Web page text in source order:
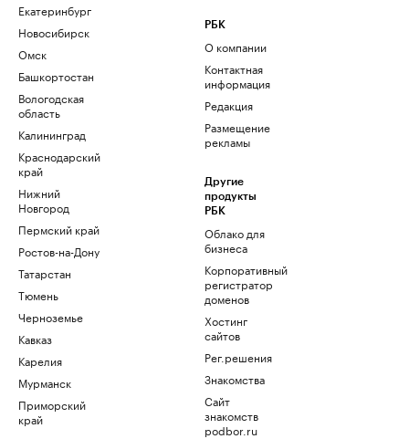
Екатеринбург
Новосибирск
Омск
Башкортостан
Вологодская
область
Калининград
Краснодарский
край
Нижний
Новгород
Пермский край
Ростов-на-Дону
Татарстан
Тюмень
Черноземье
Кавказ
Карелия
Мурманск
Приморский
край
РБК
О компании
Контактная
информация
Редакция
Размещение
рекламы
Другие
продукты
РБК
Облако для
бизнеса
Корпоративный
регистратор
доменов
Хостинг
сайтов
Рег.решения
Знакомства
Сайт
знакомств
podbor.ru